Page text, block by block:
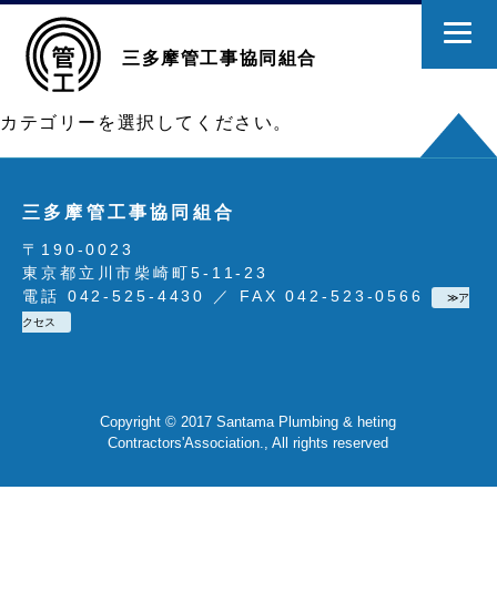
三多摩管工事協同組合
カテゴリーを選択してください。
三多摩管工事協同組合
〒190-0023
東京都立川市柴崎町5-11-23
電話 042-525-4430 ／ FAX 042-523-0566
≫ア
クセス
Copyright © 2017 Santama Plumbing & heting
Contractors'Association., All rights reserved